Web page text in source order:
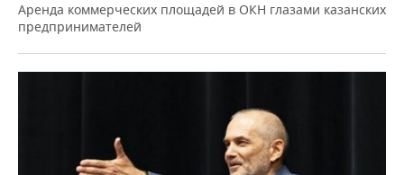
Аренда коммерческих площадей в ОКН глазами казанских
предпринимателей